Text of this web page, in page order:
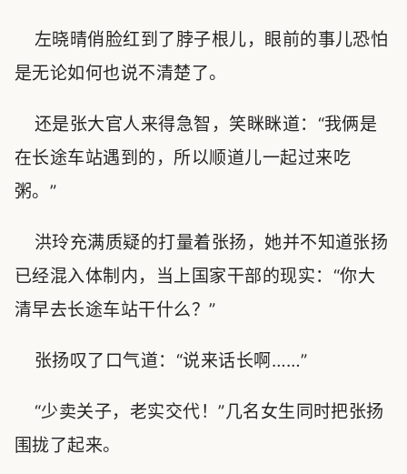
左晓晴俏脸红到了脖子根儿，眼前的事儿恐怕
是无论如何也说不清楚了。
还是张大官人来得急智，笑眯眯道：“我俩是
在长途车站遇到的，所以顺道儿一起过来吃
粥。”
洪玲充满质疑的打量着张扬，她并不知道张扬
已经混入体制内，当上国家干部的现实：“你大
清早去长途车站干什么？”
张扬叹了口气道：“说来话长啊……”
“少卖关子，老实交代！”几名女生同时把张扬
围拢了起来。